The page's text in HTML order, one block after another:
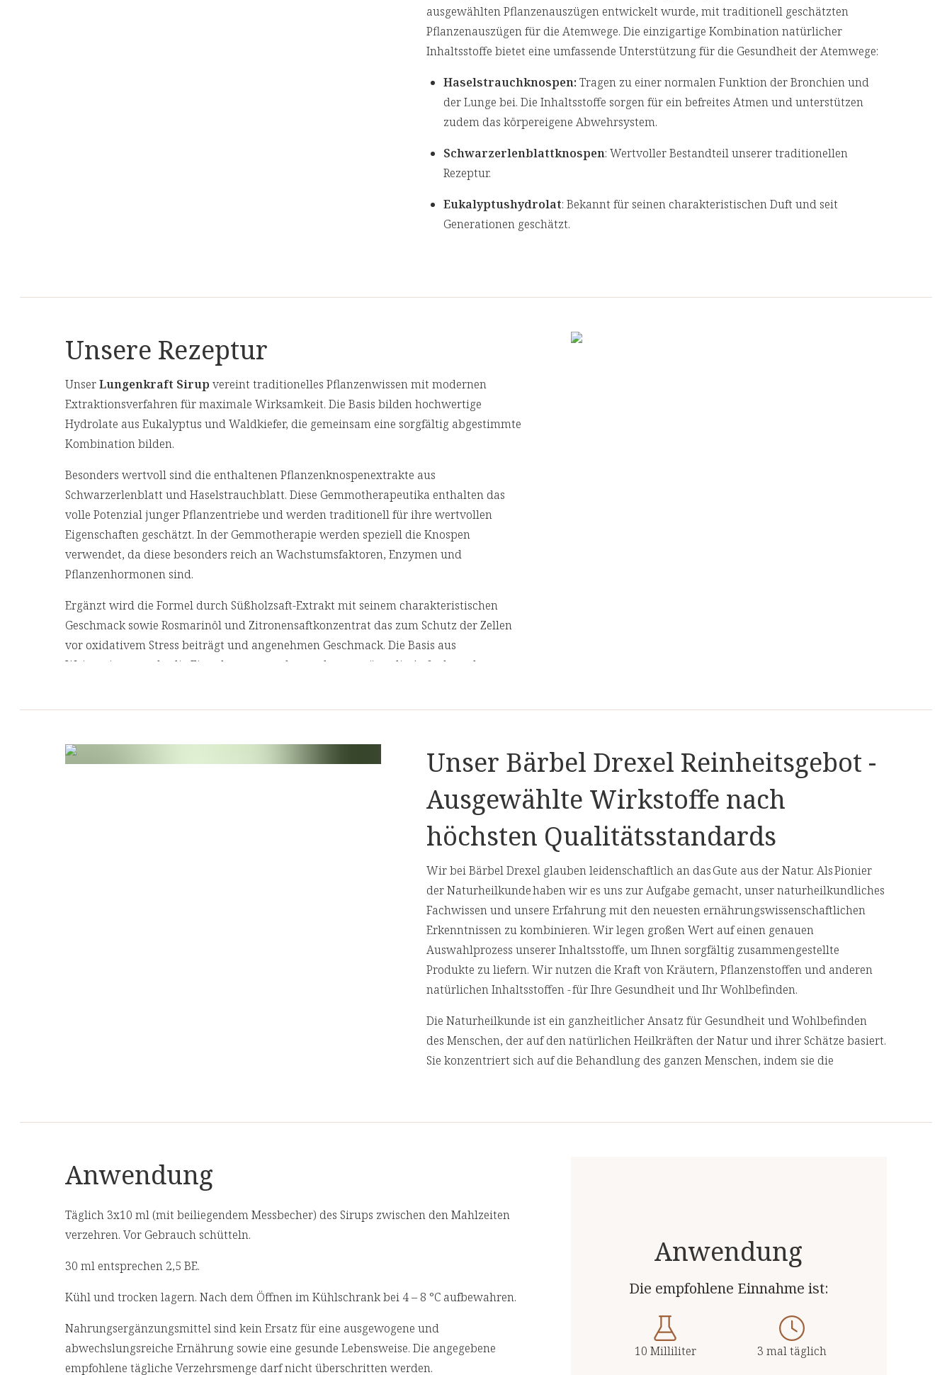
ausgewählten Pflanzenauszügen entwickelt wurde, mit traditionell geschätzten
Pflanzenauszügen für die Atemwege. Die einzigartige Kombination natürlicher
Inhaltsstoffe bietet eine umfassende Unterstützung für die Gesundheit der Atemwege:
Haselstrauchknospen: Tragen zu einer normalen Funktion der Bronchien und
der Lunge bei. Die Inhaltsstoffe sorgen für ein befreites Atmen und unterstützen
zudem das körpereigene Abwehrsystem.
Schwarzerlenblattknospen: Wertvoller Bestandteil unserer traditionellen
Rezeptur.
Eukalyptushydrolat: Bekannt für seinen charakteristischen Duft und seit
Generationen geschätzt.
seinem charakteristischen Aroma unsere Rezeptur ab.
Unsere Rezeptur
UnserLungenkraft Sirup vereint traditionelles Pflanzenwissen mit modernen
Extraktionsverfahren für maximale Wirksamkeit. Die Basis bilden hochwertige
Hydrolate aus Eukalyptus und Waldkiefer, die gemeinsam eine sorgfältig abgestimmte
Kombination bilden.
Besonders wertvoll sind die enthaltenen Pflanzenknospenextrakte aus
Schwarzerlenblatt und Haselstrauchblatt. Diese Gemmotherapeutika enthalten das
volle Potenzial junger Pflanzentriebe und werden traditionell für ihre wertvollen
Eigenschaften geschätzt. In der Gemmotherapie werden speziell die Knospen
verwendet, da diese besonders reich an Wachstumsfaktoren, Enzymen und
Pflanzenhormonen sind.
Ergänzt wird die Formel durch Süßholzsaft-Extrakt mit seinem charakteristischen
Geschmack sowie Rosmarinöl und Zitronensaftkonzentrat das zum Schutz der Zellen
vor oxidativem Stress beiträgt und angenehmen Geschmack. Die Basis aus
Weizensirup macht die Einnahme angenehm und unterstützt die Aufnahme der
Oxidation schützen und gleichzeitig unsere Verantwortung für die Umwelt betonen.
Nährwertangaben
Empfohlene Tagesdosis:
Inhalt pro Tagesdosis
30ml enthalten:
Waldkieferhydrolat 3350 mg
Schwarzerlenblattknospen Extrakt
Hainbuchenblattknospen Extrakt 500 mg
Süßholzsaft Extrakt 150 mg
Unser Bärbel Drexel Reinheitsgebot -
Ausgewählte Wirkstoffe nach
höchsten Qualitätsstandards
Wir bei Bärbel Drexel glauben leidenschaftlich an das Gute aus der Natur. Als Pionier
der Naturheilkunde haben wir es uns zur Aufgabe gemacht, unser naturheilkundliches
Fachwissen und unsere Erfahrung mit den neuesten ernährungswissenschaftlichen
Erkenntnissen zu kombinieren. Wir legen großen Wert auf einen genauen
Auswahlprozess unserer Inhaltsstoffe, um Ihnen sorgfältig zusammengestellte
Produkte zu liefern. Wir nutzen die Kraft von Kräutern, Pflanzenstoffen und anderen
natürlichen Inhaltsstoffen - für Ihre Gesundheit und Ihr Wohlbefinden.
Die Naturheilkunde ist ein ganzheitlicher Ansatz für Gesundheit und Wohlbefinden
des Menschen, der auf den natürlichen Heilkräften der Natur und ihrer Schätze basiert.
Sie konzentriert sich auf die Behandlung des ganzen Menschen, indem sie die
Anwendung
Die empfohlene Einnahme ist:
10 Milliliter 3 mal täglich
Anwendung
Täglich 3x10 ml (mit beiliegendem Messbecher) des Sirups zwischen den Mahlzeiten
verzehren. Vor Gebrauch schütteln.
30 ml entsprechen 2,5 BE.
Kühl und trocken lagern. Nach dem Öffnen im Kühlschrank bei 4 – 8 °C aufbewahren.
Nahrungsergänzungsmittel sind kein Ersatz für eine ausgewogene und
abwechslungsreiche Ernährung sowie eine gesunde Lebensweise. Die angegebene
empfohlene tägliche Verzehrsmenge darf nicht überschritten werden.